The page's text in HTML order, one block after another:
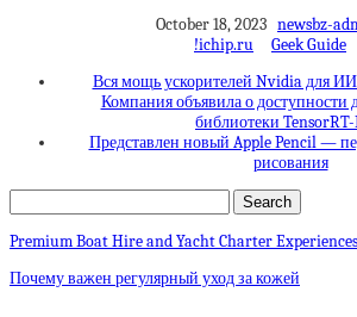
October 18, 2023 newsbz-
!ichip.ru
Geek Guide
Вся мощь ускорителей Nvidia для ИИ
Компания объявила о доступности
библиотеки
Представлен новый Apple Pencil —
рисования
Premium Boat Hire and Yacht Charter
Почему важен регулярный уход за кожей